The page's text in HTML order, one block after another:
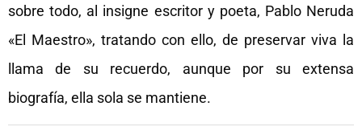
sobre todo, al insigne escritor y poeta, Pablo Neruda
«El Maestro», tratando con ello, de preservar viva la
llama de su recuerdo, aunque por su extensa
biografía, ella sola se mantiene.